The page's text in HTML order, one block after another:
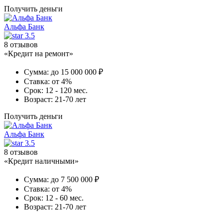
Получить деньги
Альфа Банк
3.5
8 отзывов
«Кредит на ремонт»
Сумма: до 15 000 000 ₽
Ставка: от 4%
Срок: 12 - 120 мес.
Возраст: 21-70 лет
Получить деньги
Альфа Банк
3.5
8 отзывов
«Кредит наличными»
Сумма: до 7 500 000 ₽
Ставка: от 4%
Срок: 12 - 60 мес.
Возраст: 21-70 лет